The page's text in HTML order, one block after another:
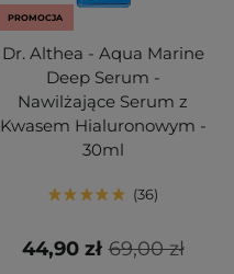
PROMOCJA
Dr. Althea - Aqua Marine
Deep Serum -
Nawilżające Serum z
Kwasem Hialuronowym -
30ml
36
69,00 zł
44,90 zł